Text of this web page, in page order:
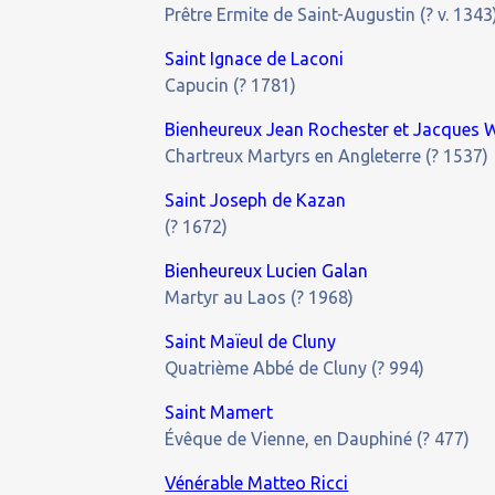
Prêtre Ermite de Saint-Augustin (? v.
Saint Ignace de Laconi
Capucin (? 1781)
Bienheureux Jean Rochester et Jacques
Chartreux Martyrs en Angleterre (? 1537)
Saint Joseph de Kazan
(? 1672)
Bienheureux Lucien Galan
Martyr au Laos (? 1968)
Saint Maïeul de Cluny
Quatrième Abbé de Cluny (? 994)
Saint Mamert
Évêque de Vienne, en Dauphiné (? 477)
Vénérable Matteo Ricci